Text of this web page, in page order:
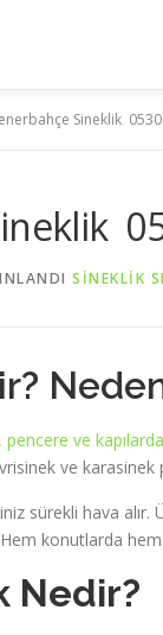
Sineklik
SINEKLIK
ve
ve
sürekli hava
Hem konutlarda
Nedir?